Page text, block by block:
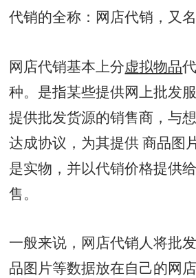
代销的全称：网店代销，又名
网店代销基本上分虚拟物品
种。是指某些提供网上批发
提供批发货源的销售商，与
达成协议，为其提供 商品图
是实物，并以代销价格提供
售。
一般来说，网店代销人将批
品图片等数据放在自己的网